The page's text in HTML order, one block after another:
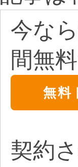
今な
間無
無料
契約